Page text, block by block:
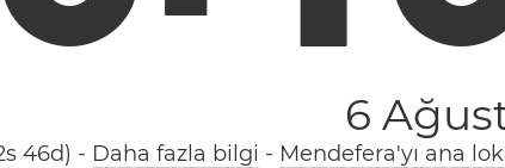
6
46d) - Daha fazla bilgi - Mendefera'yı ana